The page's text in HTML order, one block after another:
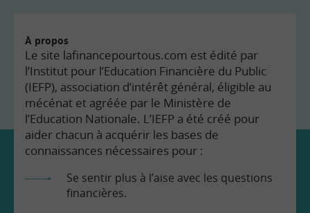
À propos
Le site lafinancepourtous.com est édité par
l’Institut pour l’Education Financière du Public
(IEFP), association d’intérêt général, éligible au
mécénat et agréée par le Ministère de
l’Education Nationale. L’IEFP a été créé pour
aider chacun à acquérir les bases de
connaissances nécessaires pour :
Se sentir plus à l’aise avec les questions
financières.